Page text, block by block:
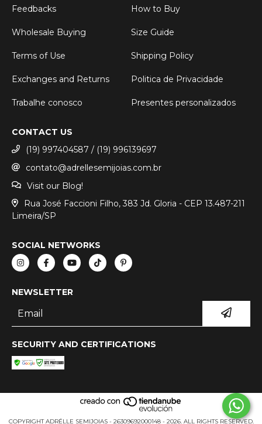
Feedbacks How to Buy
Wholesale Buying Size Guide
Terms of Use Shipping Policy
Exchanges and Returns Politica de Privacidade
Trabalhe conosco Presentes personalizados
CONTACT US
(19) 997404587 / (19) 996139697
contato@adrellesemijoias.com.br
Visit our Blog!
Rua José Faccioni Filho, 383 Jd. Gloria - CEP 13.487-211
Limeira/SP
SOCIAL NETWORKS
NEWSLETTER
SECURITY AND CERTIFICATIONS
COPYRIGHT ADRÉLLE SEMIJOIAS - 26309692000148 - 2026. ALL RIGHTS RESERVED.